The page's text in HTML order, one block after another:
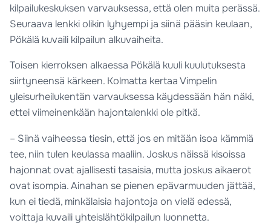
kilpailukeskuksen varvauksessa, että olen muita perässä.
Seuraava lenkki olikin lyhyempi ja siinä pääsin keulaan,
Pökälä kuvaili kilpailun alkuvaiheita.
Toisen kierroksen alkaessa Pökälä kuuli kuulutuksesta
siirtyneensä kärkeen. Kolmatta kertaa Vimpelin
yleisurheilukentän varvauksessa käydessään hän näki,
ettei viimeinenkään hajontalenkki ole pitkä.
– Siinä vaiheessa tiesin, että jos en mitään isoa kämmiä
tee, niin tulen keulassa maaliin. Joskus näissä kisoissa
hajonnat ovat ajallisesti tasaisia, mutta joskus aikaerot
ovat isompia. Ainahan se pienen epävarmuuden jättää,
kun ei tiedä, minkälaisia hajontoja on vielä edessä,
voittaja kuvaili yhteislähtökilpailun luonnetta.